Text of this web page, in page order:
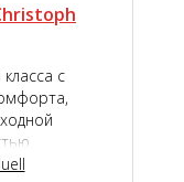
с